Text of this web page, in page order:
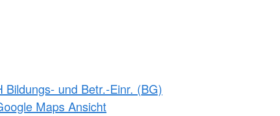
Bildungs- und Betr.-Einr. (BG)
Maps Ansicht